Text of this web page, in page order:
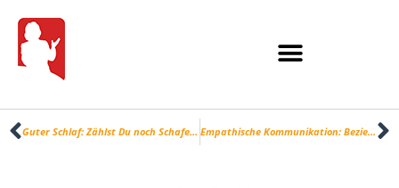
Guter Schlaf: Zählst Du noch Schafe oder schläfst Du schon? Empathische Kommunikation: Beziehungen pflegen und Ziele erreichen